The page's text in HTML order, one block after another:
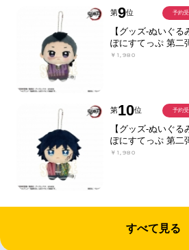
第9位
【グッズ-ぬいぐる
ぽにすてっぷ 第二
￥1,980
予約
第10位
【グッズ-ぬいぐる
ぽにすてっぷ 第二
￥1,980
予約
すべて見る